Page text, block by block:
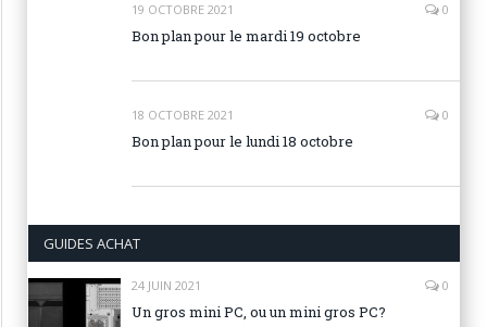
19 OCTOBRE 2021 0
Bon plan pour le mardi 19 octobre
18 OCTOBRE 2021 0
Bon plan pour le lundi 18 octobre
GUIDES ACHAT
24 JUIN 2021 0
Un gros mini PC, ou un mini gros PC?